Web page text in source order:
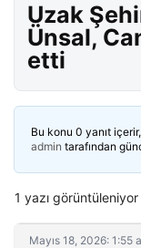
Uzak
Ünsal,
etti
Bu konu 0 yanıt
admin tarafından
1 yazı
Mayıs 18, 2026: 1:55